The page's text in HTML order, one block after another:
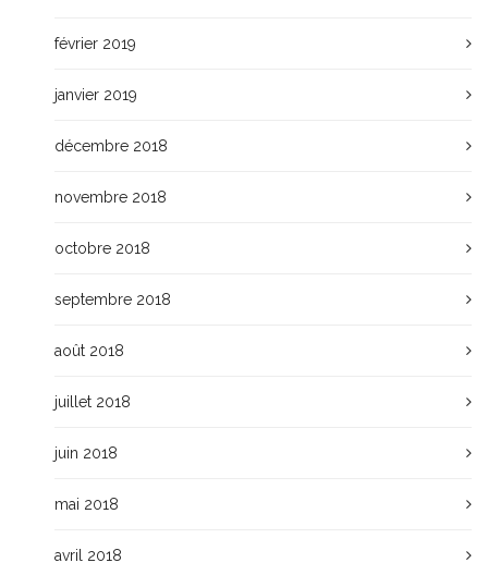
février 2019
janvier 2019
décembre 2018
novembre 2018
octobre 2018
septembre 2018
août 2018
juillet 2018
juin 2018
mai 2018
avril 2018